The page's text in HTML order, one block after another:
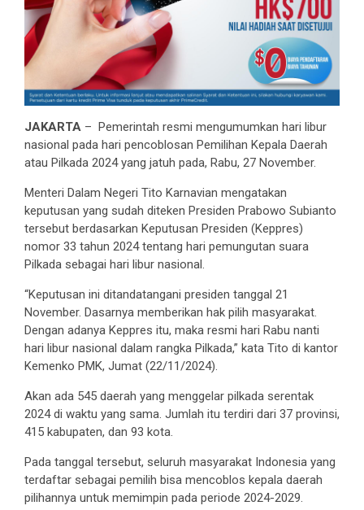
JAKARTA – Pemerintah resmi mengumumkan hari libur
nasional pada hari pencoblosan Pemilihan Kepala Daerah
atau Pilkada 2024 yang jatuh pada, Rabu, 27 November.
Menteri Dalam Negeri Tito Karnavian mengatakan
keputusan yang sudah diteken Presiden Prabowo Subianto
tersebut berdasarkan Keputusan Presiden (Keppres)
nomor 33 tahun 2024 tentang hari pemungutan suara
Pilkada sebagai hari libur nasional.
“Keputusan ini ditandatangani presiden tanggal 21
November. Dasarnya memberikan hak pilih masyarakat.
Dengan adanya Keppres itu, maka resmi hari Rabu nanti
hari libur nasional dalam rangka Pilkada,” kata Tito di kantor
Kemenko PMK, Jumat (22/11/2024).
Akan ada 545 daerah yang menggelar pilkada serentak
2024 di waktu yang sama. Jumlah itu terdiri dari 37 provinsi,
415 kabupaten, dan 93 kota.
Pada tanggal tersebut, seluruh masyarakat Indonesia yang
terdaftar sebagai pemilih bisa mencoblos kepala daerah
pilihannya untuk memimpin pada periode 2024-2029.